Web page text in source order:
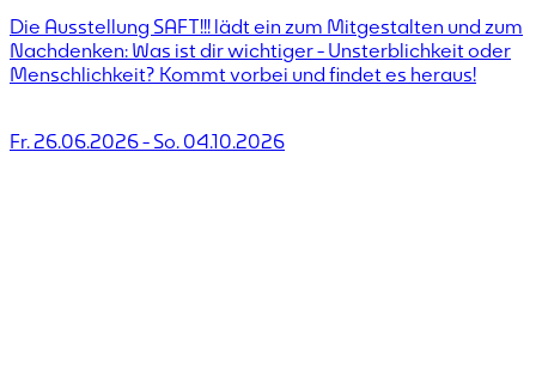
Die Ausstellung SAFT!!! lädt ein zum Mitgestalten und zum
Nachdenken: Was ist dir wichtiger - Unsterblichkeit oder
Menschlichkeit? Kommt vorbei und findet es heraus!
Fr. 26.06.2026- So. 04.10.2026